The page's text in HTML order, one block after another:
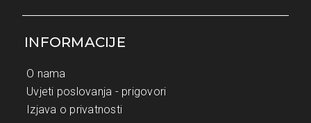
INFORMACIJE
O nama
Uvjeti poslovanja - prigovori
Izjava o privatnosti